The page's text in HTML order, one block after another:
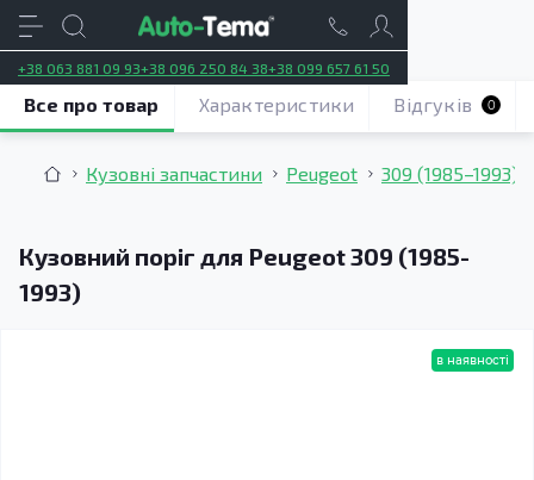
+38 063 881 09 93+38 096 250 84 38+38 099 657 61 50
Кузовні запчастини Peugeot 309 (1985–1993)
Кузовний поріг для Peugeot 309 (1985-
1993)
Все про товар Характеристики Відгуків 0
в наявності